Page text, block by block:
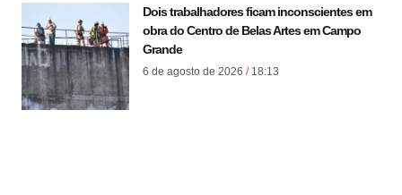
Dois trabalhadores ficam inconscientes em
obra do Centro de Belas Artes em Campo
Grande
6 de agosto de 2026 18:13